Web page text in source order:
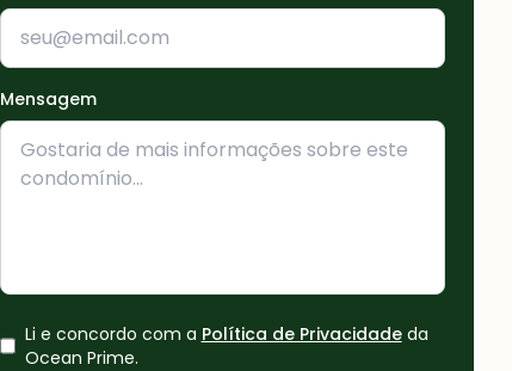
Mensagem
Li e concordo com a Política de Privacidadeda
Ocean Prime.